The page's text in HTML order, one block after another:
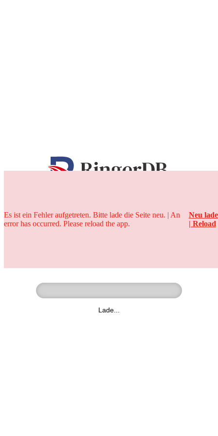
25 Jahre
Lade...
Es ist ein Fehler aufgetreten. Bitte lade die Seite neu. | An
error has occurred. Please reload the app.
Neu
| Reload